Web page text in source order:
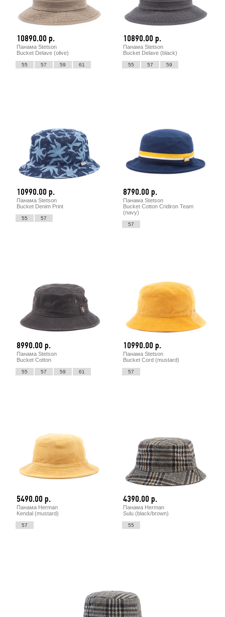
10890.00 р.
Панама Stetson
Bucket Delave (olive)
55 57 59 61
10890.00 р.
Панама Stetson
Bucket Delave (black)
55 57 59
10990.00 р.
Панама Stetson
Bucket Denim Print
55 57
8790.00 р.
Панама Stetson
Bucket Cotton Cridiron Team
(navy)
57
8990.00 р.
Панама Stetson
Bucket Cotton
55 57 59 61
10990.00 р.
Панама Stetson
Bucket Cord (mustard)
57
5490.00 р.
Панама Herman
Kendal (mustard)
57
4390.00 р.
Панама Herman
Sulu (black/brown)
55